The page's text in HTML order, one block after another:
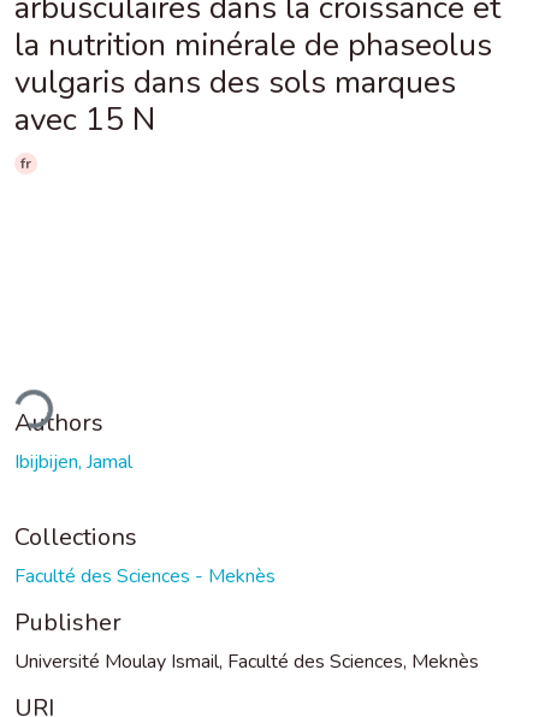
la nutrition minérale de phaseolus
vulgaris dans des sols marques
avec 15 N
fr
Authors
Ibijbijen, Jamal
Collections
Faculté des Sciences - Meknès
Publisher
Université Moulay Ismail, Faculté des Sciences, Meknès
URI